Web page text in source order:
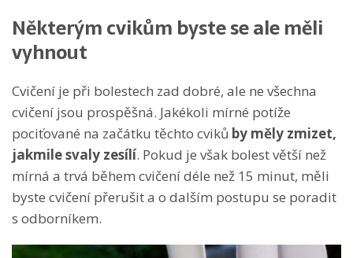
Některým cvikům byste se ale měli
vyhnout
Cvičení je při bolestech zad dobré, ale ne všechna
cvičení jsou prospěšná. Jakékoli mírné potíže
pociťované na začátku těchto cviků by měly zmizet,
jakmile svaly zesílí. Pokud je však bolest větší než
mírná a trvá během cvičení déle než 15 minut, měli
byste cvičení přerušit a o dalším postupu se poradit
s odborníkem.